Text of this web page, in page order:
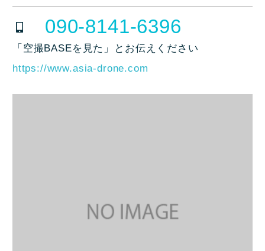
090-8141-6396
「空撮BASEを見た」とお伝えください
https://www.asia-drone.com